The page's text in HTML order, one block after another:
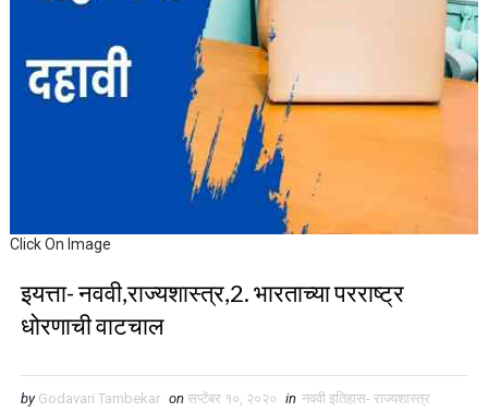
Click On Image
इयत्ता- नववी,राज्यशास्त्र,2. भारताच्या परराष्ट्र
धोरणाची वाटचाल
by Godavari Tambekar on सप्टेंबर १०, २०२० in नववी इतिहास- राज्यशास्त्र